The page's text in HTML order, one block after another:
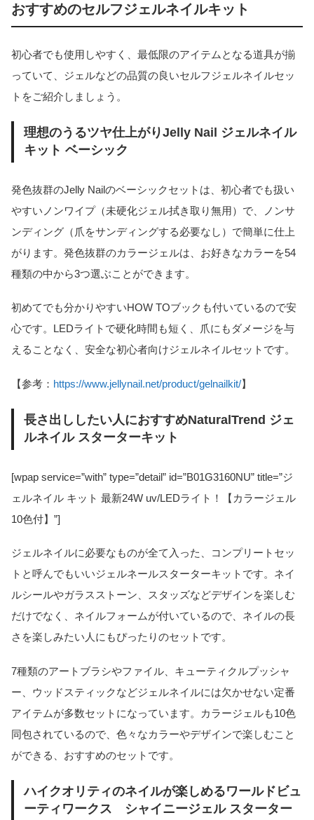
おすすめのセルフジェルネイルキット
初心者でも使用しやすく、最低限のアイテムとなる道具が揃
っていて、ジェルなどの品質の良いセルフジェルネイルセッ
トをご紹介しましょう。
理想のうるツヤ仕上がりJelly Nail ジェルネイル
キット ベーシック
発色抜群のJelly Nailのベーシックセットは、初心者でも扱い
やすいノンワイプ（未硬化ジェル拭き取り無用）で、ノンサ
ンディング（爪をサンディングする必要なし）で簡単に仕上
がります。発色抜群のカラージェルは、お好きなカラーを54
種類の中から3つ選ぶことができます。
初めてでも分かりやすいHOW TOブックも付いているので安
心です。LEDライトで硬化時間も短く、爪にもダメージを与
えることなく、安全な初心者向けジェルネイルセットです。
【参考： https://www.jellynail.net/product/gelnailkit/】
長さ出ししたい人におすすめNaturalTrend ジェ
ルネイル スターターキット
[wpap service=”with” type=”detail” id=”B01G3160NU” title=”ジ
ェルネイル キット 最新24W uv/LEDライト！【カラージェル
10色付】”]
ジェルネイルに必要なものが全て入った、コンプリートセッ
トと呼んでもいいジェルネールスターターキットです。ネイ
ルシールやガラスストーン、スタッズなどデザインを楽しむ
だけでなく、ネイルフォームが付いているので、ネイルの長
さを楽しみたい人にもぴったりのセットです。
7種類のアートブラシやファイル、キューティクルプッシャ
ー、ウッドスティックなどジェルネイルには欠かせない定番
アイテムが多数セットになっています。カラージェルも10色
同包されているので、色々なカラーやデザインで楽しむこと
ができる、おすすめのセットです。
ハイクオリティのネイルが楽しめるワールドビュ
ーティワークス シャイニージェル スターター